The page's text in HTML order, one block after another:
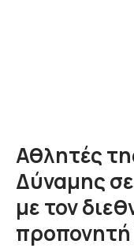
Αθλητές
Δύναμης
με τον